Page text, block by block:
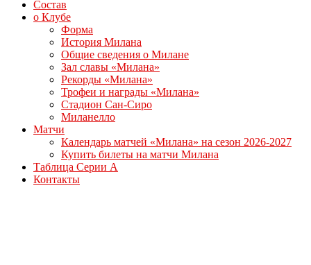
Состав
о Клубе
Форма
История Милана
Общие сведения о Милане
Зал славы «Милана»
Рекорды «Милана»
Трофеи и награды «Милана»
Стадион Сан-Сиро
Миланелло
Матчи
Календарь матчей «Милана» на сезон 2026-2027
Купить билеты на матчи Милана
Таблица Серии А
Контакты